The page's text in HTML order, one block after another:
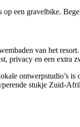
een gravelbike.
van het
privacy en een extra
ontwerpstudio’s
stukje Zuid-